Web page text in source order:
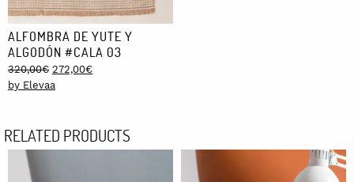
ALFOMBRA DE YUTE Y
ALGODÓN #CALA 03
320,00€ Original
price
272,00€Current
by Elevaa
RELATED PRODUCTS